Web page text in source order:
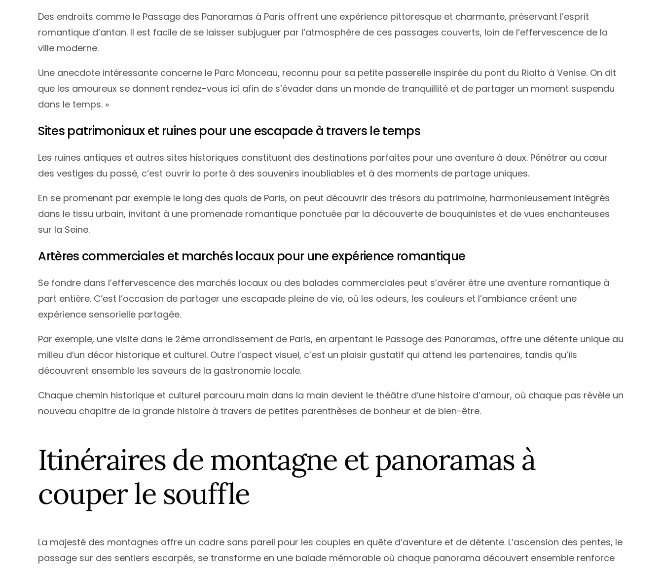
Des endroits comme le Passage des Panoramas à Paris offrent une expérience pittoresque et charmante, préservant l’esprit
romantique d’antan. Il est facile de se laisser subjuguer par l’atmosphère de ces passages couverts, loin de l’effervescence de la
ville moderne.
Une anecdote intéressante concerne le Parc Monceau, reconnu pour sa petite passerelle inspirée du pont du Rialto à Venise. On dit
que les amoureux se donnent rendez-vous ici afin de s’évader dans un monde de tranquillité et de partager un moment suspendu
dans le temps. »
Sites patrimoniaux et ruines pour une escapade à travers le temps
Les ruines antiques et autres sites historiques constituent des destinations parfaites pour une aventure à deux. Pénétrer au cœur
des vestiges du passé, c’est ouvrir la porte à des souvenirs inoubliables et à des moments de partage uniques.
En se promenant par exemple le long des quais de Paris, on peut découvrir des trésors du patrimoine, harmonieusement intégrés
dans le tissu urbain, invitant à une promenade romantique ponctuée par la découverte de bouquinistes et de vues enchanteuses
sur la Seine.
Artères commerciales et marchés locaux pour une expérience romantique
Se fondre dans l’effervescence des marchés locaux ou des balades commerciales peut s’avérer être une aventure romantique à
part entière. C’est l’occasion de partager une escapade pleine de vie, où les odeurs, les couleurs et l’ambiance créent une
expérience sensorielle partagée.
Par exemple, une visite dans le 2ème arrondissement de Paris, en arpentant le Passage des Panoramas, offre une détente unique au
milieu d’un décor historique et culturel. Outre l’aspect visuel, c’est un plaisir gustatif qui attend les partenaires, tandis qu’ils
découvrent ensemble les saveurs de la gastronomie locale.
Chaque chemin historique et culturel parcouru main dans la main devient le théâtre d’une histoire d’amour, où chaque pas révèle un
nouveau chapitre de la grande histoire à travers de petites parenthèses de bonheur et de bien-être.
Itinéraires de montagne et panoramas à
couper le souffle
La majesté des montagnes offre un cadre sans pareil pour les couples en quête d’aventure et de détente. L’ascension des pentes, le
passage sur des sentiers escarpés, se transforme en une balade mémorable où chaque panorama découvert ensemble renforce